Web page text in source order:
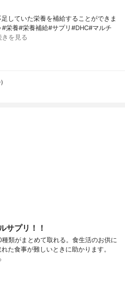
していた栄養を補給することができま
養#栄養補給#サプリ#DHC#マルチ
きを見る
サプリ！！
類がまとめて取れる。食生活のお供に
た食事が難しいときに助かります。